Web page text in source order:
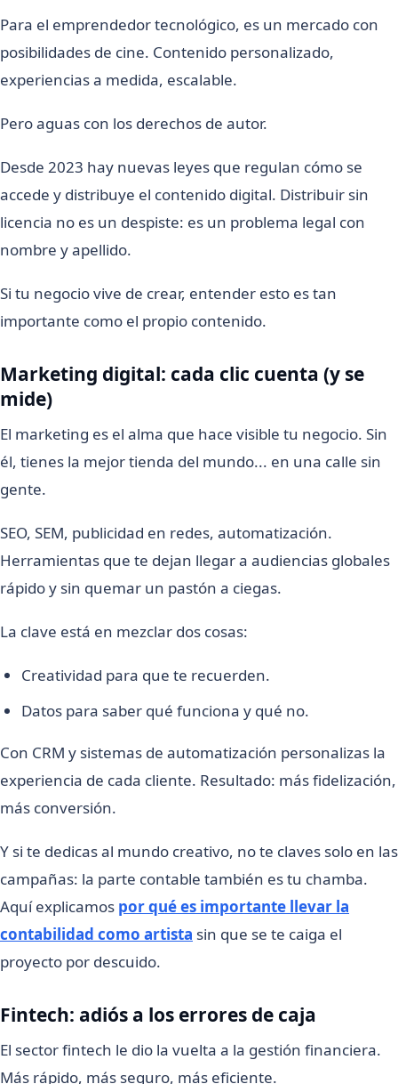
Para el emprendedor tecnológico, es un mercado con
posibilidades de cine. Contenido personalizado,
experiencias a medida, escalable.
Pero aguas con los derechos de autor.
Desde 2023 hay nuevas leyes que regulan cómo se
accede y distribuye el contenido digital. Distribuir sin
licencia no es un despiste: es un problema legal con
nombre y apellido.
Si tu negocio vive de crear, entender esto es tan
importante como el propio contenido.
Marketing digital: cada clic cuenta (y se
mide)
El marketing es el alma que hace visible tu negocio. Sin
él, tienes la mejor tienda del mundo... en una calle sin
gente.
SEO, SEM, publicidad en redes, automatización.
Herramientas que te dejan llegar a audiencias globales
rápido y sin quemar un pastón a ciegas.
La clave está en mezclar dos cosas:
Creatividad para que te recuerden.
Datos para saber qué funciona y qué no.
Con CRM y sistemas de automatización personalizas la
experiencia de cada cliente. Resultado: más fidelización,
más conversión.
Y si te dedicas al mundo creativo, no te claves solo en las
campañas: la parte contable también es tu chamba.
Aquí explicamos por qué es importante llevar la
contabilidad como artista sin que se te caiga el
proyecto por descuido.
Fintech: adiós a los errores de caja
El sector fintech le dio la vuelta a la gestión financiera.
Más rápido, más seguro, más eficiente.